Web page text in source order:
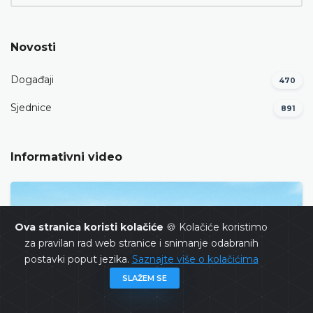
Ova stranica koristi kolačiće 🍪 Kolačiće koristimo
za pravilan rad web stranice i snimanje odabranih
postavki poput jezika. Saznajte više o kolačićima
SLAŽEM SE
Novosti
Događaji 470
Sjednice 891
Informativni video